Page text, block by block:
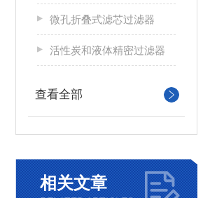
微孔折叠式滤芯过滤器
活性炭和液体精密过滤器
查看全部
相关文章